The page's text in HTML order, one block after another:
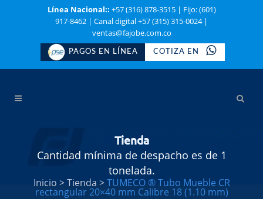
Línea Nacional:: +57 (316) 878-3515| Fijo: (601)
917-8462 | Canal digital +57 (315) 315-0024|
ventas@fajobe.com.co
PAGOS EN LÍNEA COTIZA EN
Tienda
Cantidad mínima de despacho es de 1
tonelada.
Inicio >Tienda >TUMECO ® Tubo Mueble CR
rectangular 20×40 mm Calibre 18 (1.10 mm)